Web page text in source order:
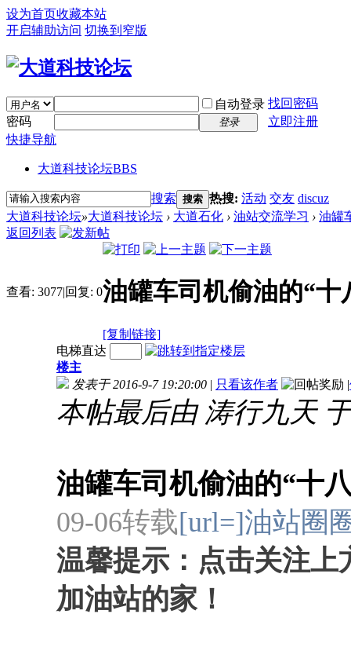
设为首页收藏本站
开启辅助访问 切换到窄版
自动登录 找回密码
密码
登录
立即注册
快捷导航
大道科技论坛BBS
搜索 搜索 热搜: 活动 交友 discuz
大道科技论坛»大道科技论坛 › 大道石化 › 油站交流学习 › 油罐
返回列表
查看: 3077|回复: 0油罐车司机偷油的“
[复制链接]
电梯直达
楼主
发表于 2016-9-7 19:20:00 | 只看该作者 |
本帖最后由 涛行九天
油罐车司机偷油的“十
09-06转载[url=]油站圈
温馨提示：点击关注上
加油站的家！